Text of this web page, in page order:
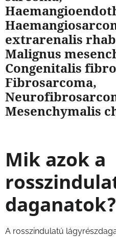
extrarenalis
Malignus
Congenitalis
Fibrosarcoma,
Mesenchymalis
Mik azok a
daganatok?
A rosszindulatú